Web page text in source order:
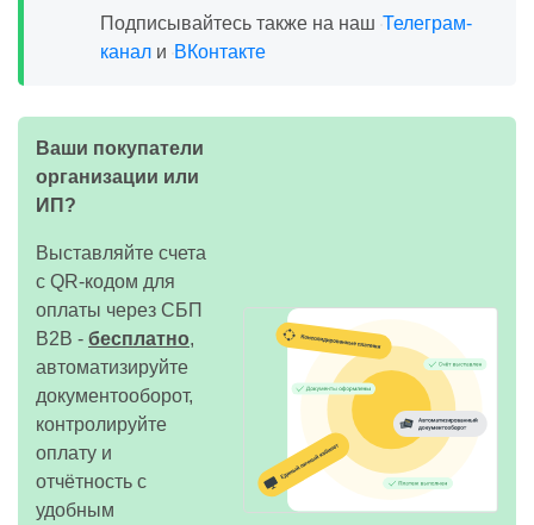
Подписывайтесь также на наш Телеграм-
канал и ВКонтакте
Ваши покупатели
организации или
ИП?
Выставляйте счета
с QR-кодом для
оплаты через СБП
B2B - бесплатно,
автоматизируйте
документооборот,
контролируйте
оплату и
отчётность с
удобным